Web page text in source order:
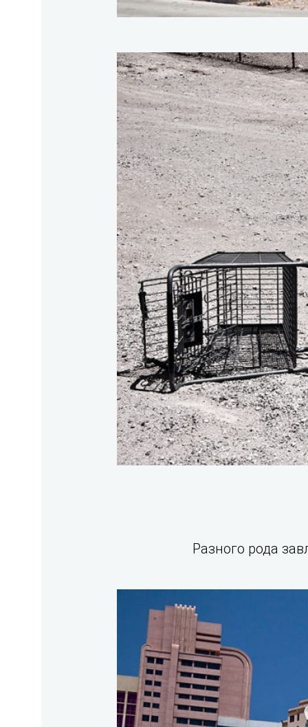
Разного рода